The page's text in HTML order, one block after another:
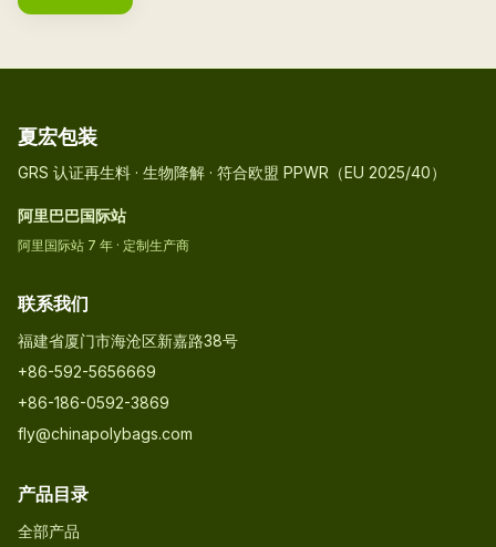
夏宏包装
GRS 认证再生料 · 生物降解 · 符合欧盟 PPWR（EU 2025/40）
阿里巴巴国际站
阿里国际站 7 年 · 定制生产商
联系我们
福建省厦门市海沧区新嘉路38号
+86-592-5656669
+86-186-0592-3869
fly@chinapolybags.com
产品目录
全部产品